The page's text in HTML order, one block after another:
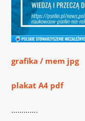
grafika / mem jpg
plakat A4 pdf
………….